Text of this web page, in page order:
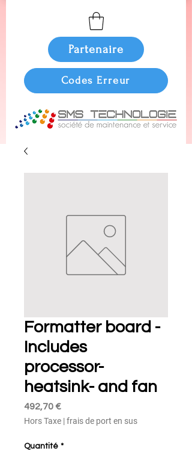
Partenaire
Codes Erreur
Formatter board -
Includes
processor-
heatsink- and fan
492,70 €Prix
Hors Taxe |frais de port en sus
Quantité *